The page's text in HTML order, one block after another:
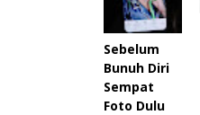
Sebelum
Bunuh Diri
Sempat
Foto Dulu